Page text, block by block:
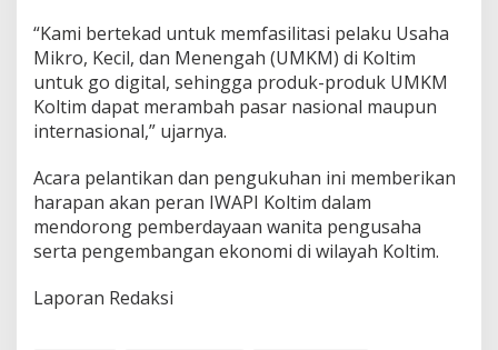
“Kami bertekad untuk memfasilitasi pelaku Usaha
Mikro, Kecil, dan Menengah (UMKM) di Koltim
untuk go digital, sehingga produk-produk UMKM
Koltim dapat merambah pasar nasional maupun
internasional,” ujarnya.
Acara pelantikan dan pengukuhan ini memberikan
harapan akan peran IWAPI Koltim dalam
mendorong pemberdayaan wanita pengusaha
serta pengembangan ekonomi di wilayah Koltim.
Laporan Redaksi